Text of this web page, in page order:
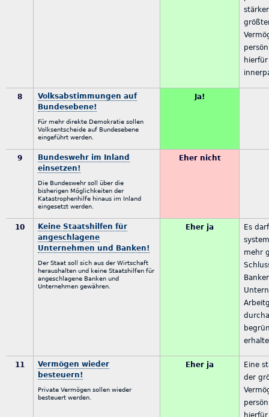
8
Volksabstimmungen auf
Bundesebene!
Für mehr direkte Demokratie sollen
Volksentscheide auf Bundesebene
eingeführt werden.
Ja!
9
Bundeswehr im Inland
einsetzen!
Die Bundeswehr soll über die
bisherigen Möglichkeiten der
Katastrophenhilfe hinaus im Inland
eingesetzt werden.
Eher nicht
10
Keine Staatshilfen für
angeschlagene
Unternehmen und Banken!
Der Staat soll sich aus der Wirtschaft
heraushalten und keine Staatshilfen für
angeschlagene Banken und
Unternehmen gewähren.
Eher ja
Es
mehr
11
Vermögen wieder
besteuern!
Private Vermögen sollen wieder
besteuert werden.
Eher ja
Eine
der